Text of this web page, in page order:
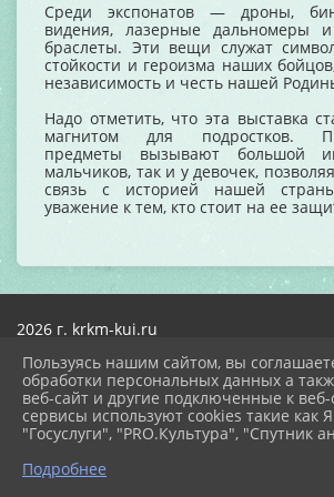
Среди экспонатов — дроны,
видения, лазерные дальномеры и
браслеты. Эти вещи служат
стойкости и героизма наших
независимость и честь нашей
Надо отметить, что эта выставка
магнитом для подростков.
предметы вызывают большой
мальчиков, так и у девочек,
связь с историей нашей
уважение к тем, кто стоит на ее
2026 г. krkm-kui.ru
Карта сайта
Политика обработки персональных
Сделано на KubCMS
Разработка и поддержка
Пользуясь нашим сайтом, вы
обработки персональных данных а
веб-сайт и другие подключенные к веб-
сервисы используют cookies такие как
"Госуслуги", "PRO.Культура", "Спутник
Подробнее